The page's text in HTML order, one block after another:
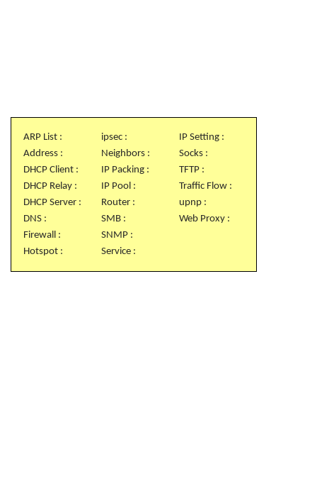
ARP List : ipsec :
IP Setting :
Address :
Neighbors :
Socks :
DHCP Client :
IP Packing :
TFTP :
DHCP Relay :
IP Pool :
Traffic Flow :
DHCP Server :
Router :
upnp :
DNS :
SMB :
Web Proxy :
Firewall :
SNMP :
Hotspot :
Service :